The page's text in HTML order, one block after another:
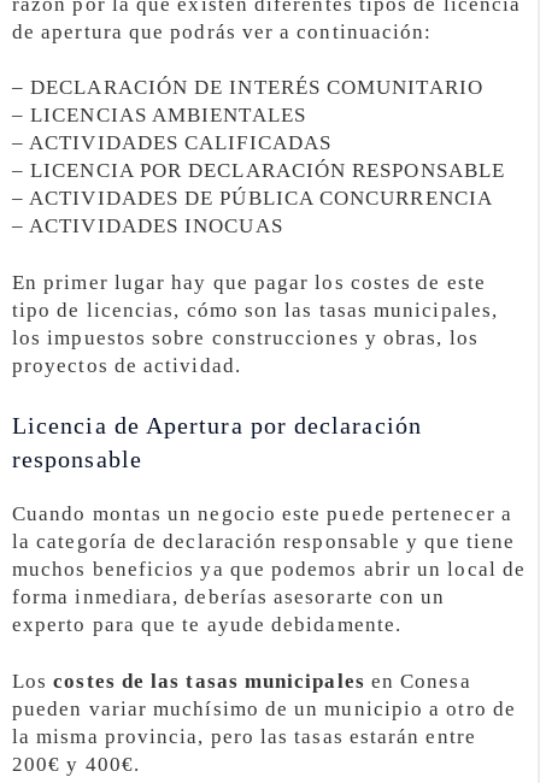
de apertura que podrás ver a continuación:
– DECLARACIÓN DE INTERÉS COMUNITARIO
– LICENCIAS AMBIENTALES
– ACTIVIDADES CALIFICADAS
– LICENCIA POR DECLARACIÓN RESPONSABLE
– ACTIVIDADES DE PÚBLICA CONCURRENCIA
– ACTIVIDADES INOCUAS
En primer lugar hay que pagar los costes de este
tipo de licencias, cómo son las tasas municipales,
los impuestos sobre construcciones y obras, los
proyectos de actividad.
Licencia de Apertura por declaración
responsable
Cuando montas un negocio este puede pertenecer a
la categoría de declaración responsable y que tiene
muchos beneficios ya que podemos abrir un local de
forma inmediara, deberías asesorarte con un
experto para que te ayude debidamente.
Loscostes de las tasas municipales en Conesa
pueden variar muchísimo de un municipio a otro de
la misma provincia, pero las tasas estarán entre
200€ y 400€.